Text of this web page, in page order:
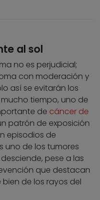
al sol
no es perjudicial;
con moderación y
así se evitarán los
tiempo, uno de
de cáncer de
patrón de exposición
episodios de
uno de los tumores
pese a las
que destacan
de los rayos del